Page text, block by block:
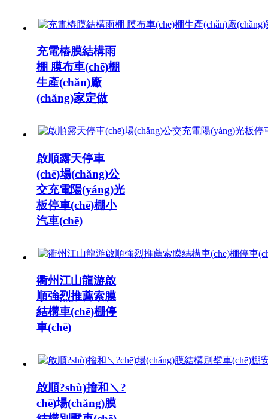
充電樁膜結構雨
棚 膜布車(chē)棚
生產(chǎn)廠
(chǎng)家定做
啟順露天停車
(chē)場(chǎng)公
交充電陽(yáng)光
板停車(chē)棚小
汽車(chē)
衢州江山龍游啟
順強烈推薦索膜
結構車(chē)棚停
車(chē)
啟順?shù)摿和＼?
chē)場(chǎng)膜